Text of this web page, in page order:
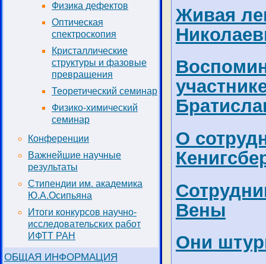
Физика дефектов
Оптическая
спектроскопия
Кристаллические
структуры и фазовые
превращения
Теоретический семинар
Физико-химический
семинар
Конференции
Важнейшие научные
результаты
Стипендии им. академика
Ю.А.Осипьяна
Итоги конкурсов научно-
исследовательских работ
ИФТТ РАН
ОБЩАЯ ИНФОРМАЦИЯ
Живая
О
Вены
Они